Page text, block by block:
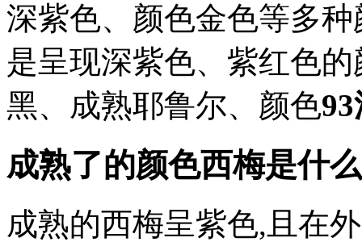
深紫色、颜色金色等多
是呈现深紫色、紫红色
黑、成熟耶鲁尔、颜色
成熟了的颜色西梅是什
成熟的西梅呈紫色,且在